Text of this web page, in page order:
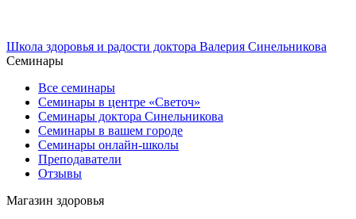
Школа здоровья и радости доктора Валерия Синельникова
Семинары
Все семинары
Семинары в центре «Светоч»
Семинары доктора Синельникова
Семинары в вашем городе
Семинары онлайн-школы
Преподаватели
Отзывы
Магазин здоровья